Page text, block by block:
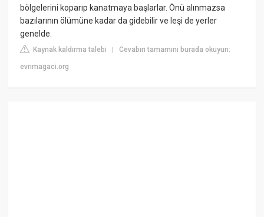
bölgelerini koparıp kanatmaya başlarlar. Önü alınmazsa
bazılarının ölümüne kadar da gidebilir ve leşi de yerler
genelde.
Kaynak kaldırma talebi |Cevabın tamamını burada okuyun:
evrimagaci.org